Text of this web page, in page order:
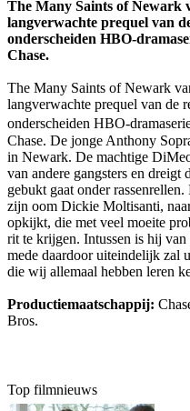
The Many Saints of Newark
langverwachte prequel van
onderscheiden HBO-
Chase.
The Many Saints of Newark
langverwachte prequel van de
onderscheiden HBO-
Chase. De jonge Anthony
in Newark. De machtige
van andere gangsters en dreigt
gebukt gaat onder
zijn oom Dickie Moltisanti,
opkijkt, die met veel moeite
rit te krijgen. Intussen is hij
mede daardoor uiteindelijk zal
die wij allemaal hebben leren
Productiemaatschappij:
Bros.
Top filmnieuws